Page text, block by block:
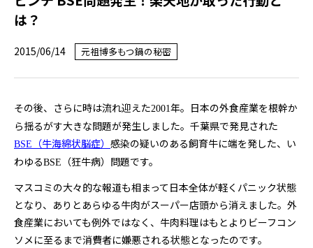
は？
2015/06/14 元祖博多もつ鍋の秘密
その後、さらに時は流れ迎えた2001年。日本の外食産業を根幹か
ら揺るがす大きな問題が発生しました。千葉県で発見された
BSE （牛海綿状脳症） 感染の疑いのある飼育牛に端を発した、い
わゆるBSE
（狂牛病）問題です。
マスコミの大々的な報道も相まって日本全体が軽くパニック状態
となり、ありとあらゆる牛肉がスーパー店頭から消えました。外
食産業においても例外ではなく、牛肉料理はもとよりビーフコン
ソメに至るまで消費者に嫌悪される状態となったのです。